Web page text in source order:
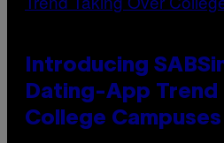
Introducing
Dating-App Trend
College Campuses